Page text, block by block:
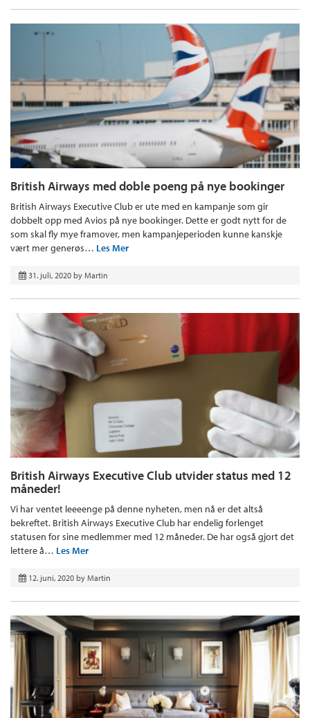
British Airways med doble poeng på nye bookinger
British Airways Executive Club er ute med en kampanje som gir
dobbelt opp med Avios på nye bookinger. Dette er godt nytt for de
som skal fly mye framover, men kampanjeperioden kunne kanskje
vært mer generøs… Les Mer
31. juli, 2020 by Martin
British Airways Executive Club utvider status med 12
måneder!
Vi har ventet leeeenge på denne nyheten, men nå er det altså
bekreftet. British Airways Executive Club har endelig forlenget
statusen for sine medlemmer med 12 måneder. De har også gjort det
lettere å… Les Mer
12. juni, 2020 by Martin